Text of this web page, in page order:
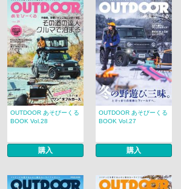
OUTDOOR あそびーくる
BOOK Vol.28
購入
OUTDOOR あそびーくる
BOOK Vol.27
購入